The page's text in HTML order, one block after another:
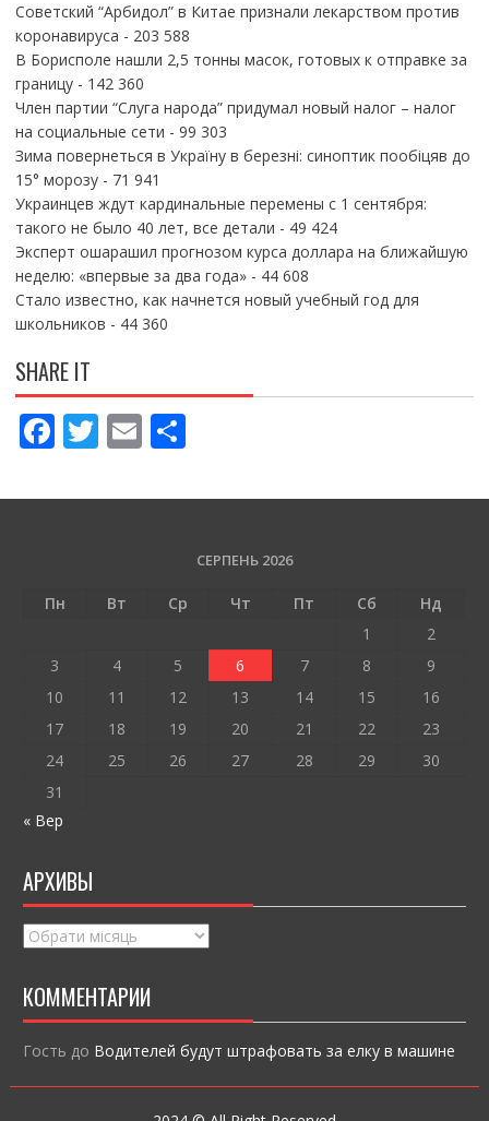
Советский “Арбидол” в Китае признали лекарством против
коронавируса - 203 588
В Борисполе нашли 2,5 тонны масок, готовых к отправке за
границу- 142 360
Член партии “Слуга народа” придумал новый налог – налог
на социальные сети - 99 303
Зима повернеться в Україну в березні: синоптик пообіцяв до
15° морозу- 71 941
Украинцев ждут кардинальные перемены с 1 сентября:
такого не было 40 лет, все детали - 49 424
Эксперт ошарашил прогнозом курса доллара на ближайшую
неделю: «впервые за два года»- 44 608
Стало известно, как начнется новый учебный год для
школьников - 44 360
SHARE IT
F
e
o
T
itt
E
ai
П
ді
и
т
ся
СЕРПЕНЬ 2026
Пн Вт Ср Чт Пт Сб
Нд
1
2
3
4 5 6 7 8
9
10
11 12 13 14 15
16
17
18 19 20 21 22
23
24
25 26 27 28 29
30
31
« Вер
АРХИВЫ
Архивы
КОММЕНТАРИИ
Гость до Водителей будут штрафовать за елку в машине